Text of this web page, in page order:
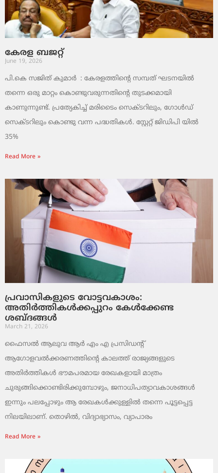
കേരള ബജറ്റ്
June 19, 2026
പി.കെ സജിത് കുമാര്‍ : കേരളത്തിന്റെ സമ്പത് ഘടനയിൽ
തന്നെ ഒരു മാറ്റം കൊണ്ടുവരുന്നതിന്റെ തുടക്കമായി
കാണുന്നുണ്ട്. പ്രത്യേകിച്ച് മരിടൈം സെക്ടറിലും, ഗോൾഡ്
സെക്ടറിലും കൊണ്ടു വന്ന പദ്ധതികൾ. സ്റ്റേറ്റ് ജിഡിപി യിൽ
35%
Read More »
പ്രവാസികളുടെ വോട്ടവകാശം:
അതിർത്തികൾക്കപ്പുറം കേൾക്കേണ്ട
ശബ്ദങ്ങൾ
March 21, 2026
ഫൈസൽ ആലുവ ആർ എം എ പ്രസിഡന്റ്
ആഗോളവൽക്കരണത്തിന്റെ കാലത്ത് രാജ്യങ്ങളുടെ
അതിർത്തികൾ ഭൗമപരമായ രേഖകളായി മാത്രം
ചുരുങ്ങിക്കൊണ്ടിരിക്കുമ്പോഴും, ജനാധിപത്യാവകാശങ്ങൾ
ഇന്നും പലപ്പോഴും ആ രേഖകൾക്കുള്ളിൽ തന്നെ പൂട്ടപ്പെട്ട
നിലയിലാണ്. തൊഴിൽ, വിദ്യാഭ്യാസം, വ്യാപാരം
Read More »